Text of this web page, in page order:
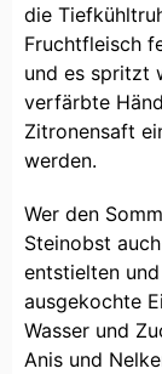
die
Fruchtfleisch
und es spritzt
verfärbte
Zitronensaft
werden.
Wer den
Steinobst
entstielten
ausgekochte
Wasser und
Anis und